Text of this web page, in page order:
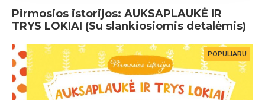
Pirmosios istorijos: AUKSAPLAUKĖ IR
TRYS LOKIAI (Su slankiosiomis detalėmis)
POPULIARU